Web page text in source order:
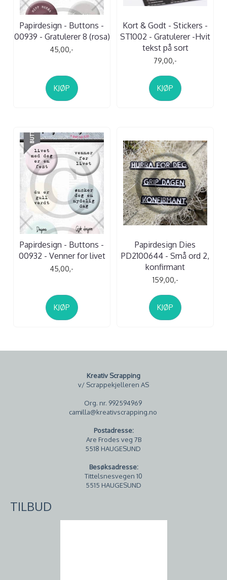
Papirdesign - Buttons -
00939 - Gratulerer 8 (rosa)
45,00,-
KJØP
Kort & Godt - Stickers -
ST1002 - Gratulerer -Hvit
tekst på sort
79,00,-
KJØP
Papirdesign - Buttons -
00932 - Venner for livet
45,00,-
KJØP
Papirdesign Dies
PD2100644 - Små ord 2,
konfirmant
159,00,-
KJØP
Kreativ Scrapping
v/ Scrappekjelleren AS
Org. nr. 992594969
camilla@kreativscrapping.no
Postadresse:
Are Frodes veg 7B
5518 HAUGESUND
Besøksadresse:
Tittelsnesvegen 10
5515 HAUGESUND
TILBUD